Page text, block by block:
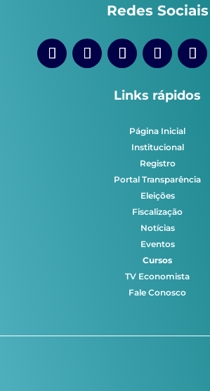
Redes Sociais
Links rápidos
Página Inicial
Institucional
Registro
Portal Transparência
Eleições
Fiscalização
Notícias
Eventos
Cursos
TV Economista
Fale Conosco